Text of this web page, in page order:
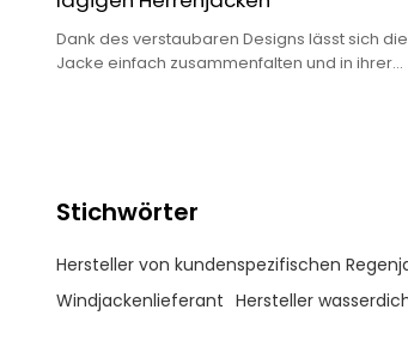
Dank des verstaubaren Designs lässt sich die
Jacke einfach zusammenfalten und in ihrer
Stichwörter
Hersteller von kundenspezifischen
Windjackenlieferant Hersteller